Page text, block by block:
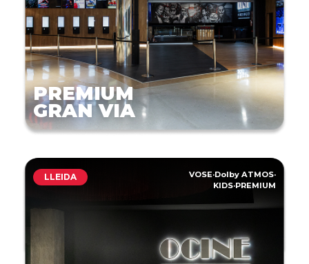
PREMIUM
GRAN VIA
LLEIDA VOSE·Dolby ATMOS·
KIDS·PREMIUM